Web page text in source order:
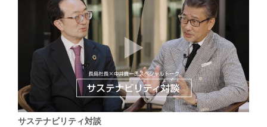
サステナビリティ対談